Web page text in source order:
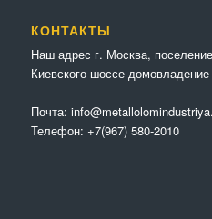
КОНТАКТЫ
Наш адрес г. Москва,
Киевского шоссе
Почта:
Телефон: +7(967) 580-2010